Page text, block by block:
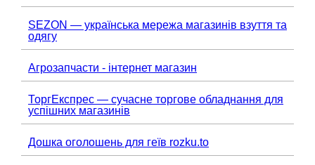
SEZON — українська мережа магазинів взуття та
одягу
Агрозапчасти - інтернет магазин
ТоргЕкспрес — сучасне торгове обладнання для
успішних магазинів
Дошка оголошень для геїв rozku.to